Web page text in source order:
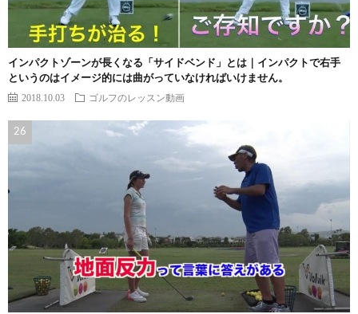
インパクトゾーンが長くなる「サイドベンド」とは｜インパクトで右手
というのはイメージ的には曲がっていなければいけません。
2018.10.03 ゴルフのレッスン動画